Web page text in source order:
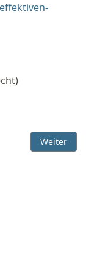
- Nächster
Weiter